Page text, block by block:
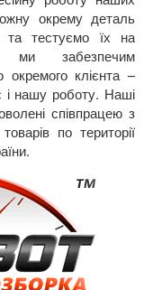
окрему деталь
та тестуємо їх на
ми забезпечим
окремого клієнта –
нашу роботу. Наші
співпрацею з
по території